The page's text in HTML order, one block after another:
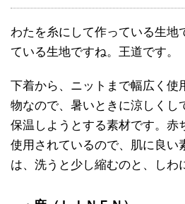
わたを糸にして作っている生地
ている生地ですね。王道です。
下着から、ニットまで幅広く使
物なので、暑いときに涼しくし
保温しようとする素材です。赤
使用されているので、肌に良い
は、洗うと少し縮むのと、しわ